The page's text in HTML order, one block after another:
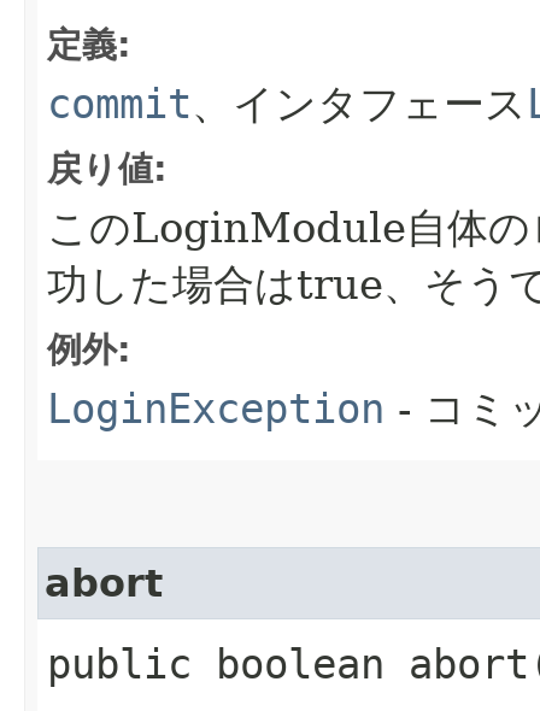
定義:
commit、インタフェース
戻り値:
このLoginModule自体の
功した場合はtrue、そう
例外:
LoginException - コミ
abort
public boolean